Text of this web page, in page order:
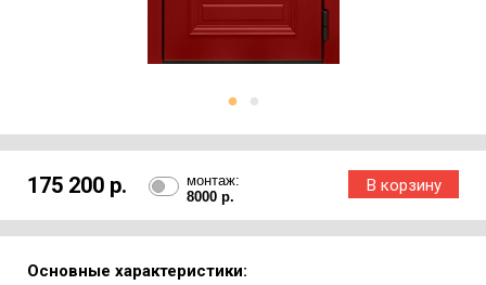
175 200 р.
монтаж:
8000 р.
Основные характеристики: